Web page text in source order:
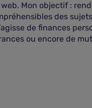
Mon objectif :
des
de finances
ou encore de